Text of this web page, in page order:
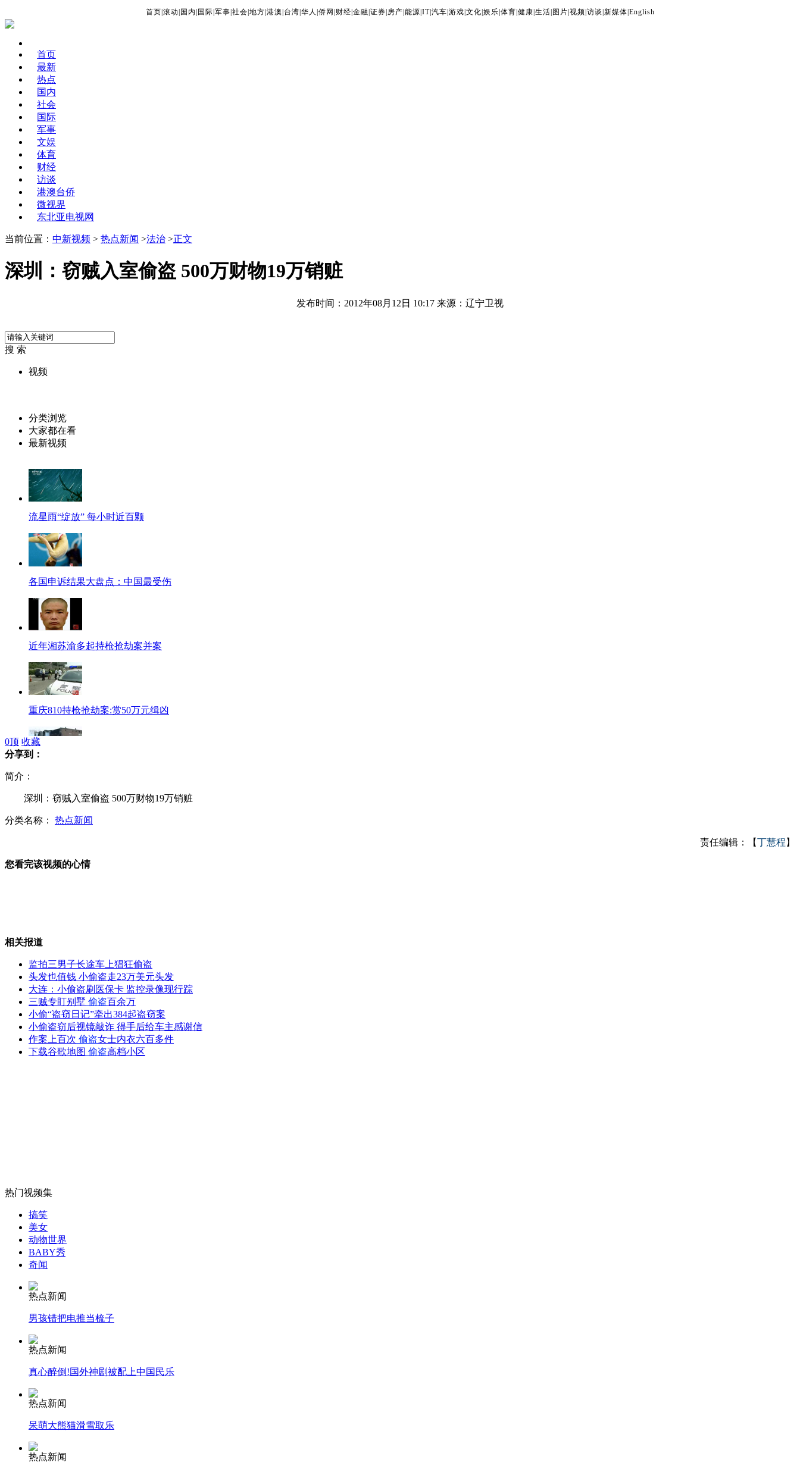
首页 滚动 国内 国际 军事 社会 地方 港澳 台湾 华人 侨网 财经 金融 证券 房产 能源 IT| 汽车 游戏 文化 娱乐 体育 健康 生活 图片 视频 访谈 新媒体 English
首页
最新
热点
国内
社会
国际
军事
文娱
体育
财经
访谈
港澳台侨
微视界
东北亚电视网
当前位置： 中新视频 > 热点新闻 >法治 >正文
深圳：窃贼入室偷盗 500万财物19万销赃
发布时间：2012年08月12日 10:17 来源：辽宁卫视
搜 索
视频
分类浏览
大家都在看
最新视频
流星雨“绽放” 每小时近百颗
各国申诉结果大盘点：中国最受伤
近年湘苏渝多起持枪抢劫案并案
重庆810持枪抢劫案:赏50万元缉凶
实拍致180人死亡伊朗地震现场
伊朗西北部地震遇难人数升至180人
政府办事处招按摩师？官方回应
女孩北京地铁殴打老人 痛下狠手拳打脚踢
无痛分娩是否安全 医生回应
外交部：反对强权政治霸凌主义
外交部：有关国家言论片面不公正
走！跟着总书记去植树
0顶 收藏
分享到：
简介：
深圳：窃贼入室偷盗 500万财物19万销赃
分类名称： 热点新闻
责任编辑：【丁慧程 】
您看完该视频的心情
相关报道
监拍三男子长途车上猖狂偷盗
头发也值钱 小偷盗走23万美元头发
大连：小偷盗刷医保卡 监控录像现行踪
三贼专盯别墅 偷盗百余万
小偷“盗窃日记”牵出384起盗窃案
小偷盗窃后视镜敲诈 得手后给车主感谢信
作案上百次 偷盗女士内衣六百多件
下载谷歌地图 偷盗高档小区
热门视频集
搞笑
美女
动物世界
BABY秀
奇闻
热点新闻
男孩错把电推当梳子
热点新闻
真心醉倒!国外神剧被配上中国民乐
热点新闻
呆萌大熊猫滑雪取乐
热点新闻